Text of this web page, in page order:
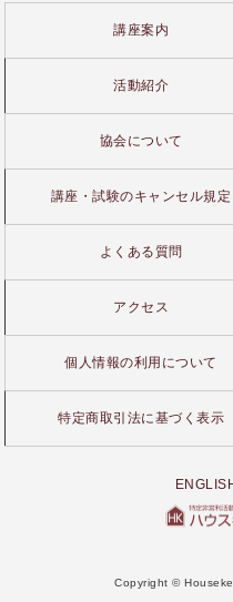
講座案内
活動紹介
協会について
講座・試験のキャンセル規定
よくある質問
アクセス
個人情報の利用について
特定商取引法に基づく表示
Copyright ©